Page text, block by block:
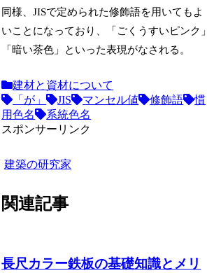
同様、JISで定められた修飾語を用いてもよ
いことになっており、「ごくうすいピンク」
「暗い茶色」といった表現がなされる。
建材と資材について
「が」
JIS マンセル値 修飾語
慣
用色名
系統色名
スポンサーリンク
建築の研究家
関連記事
長尺カラー鉄板の基礎知識とメリ